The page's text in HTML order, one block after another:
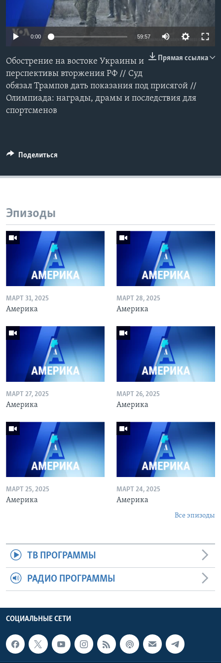
Learning English
Языки
0:00 59:57
Прямая ссылка
Обострение на востоке Украины и
перспективы вторжения РФ // Суд
обязал Трампов дать показания под присягой //
Олимпиада: награды, драмы и последствия для
спортсменов
Поделиться
Эпизоды
МАРТ 31, 2025
Америка
МАРТ 28, 2025
Америка
МАРТ 27, 2025
Америка
МАРТ 26, 2025
Америка
МАРТ 25, 2025
Америка
МАРТ 24, 2025
Америка
Все эпизоды
ТВ ПРОГРАММЫ
РАДИО ПРОГРАММЫ
СОЦИАЛЬНЫЕ СЕТИ